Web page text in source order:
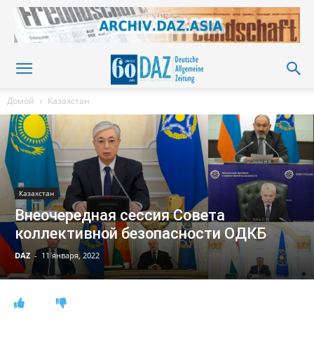
Домой Казахстан
Казахстан
Внеочередная сессия Совета
коллективной безопасности ОДКБ
DAZ - 11 января, 2022